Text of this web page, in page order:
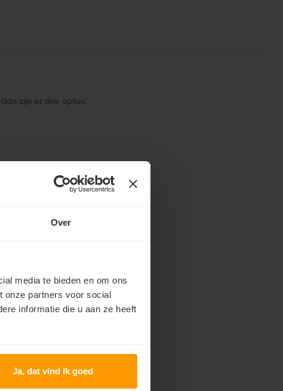
Over
media te bieden en om ons
onze partners voor social
informatie die u aan ze heeft
Ja, dat vind ik goed
zijn er drie opties: